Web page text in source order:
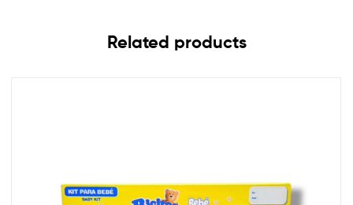
Related products